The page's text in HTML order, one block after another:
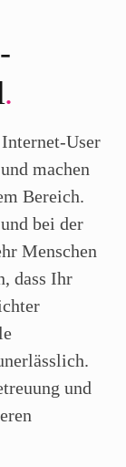
.
User
machen
Bereich.
bei der
Menschen
dass Ihr
und